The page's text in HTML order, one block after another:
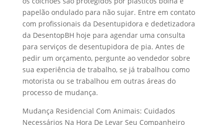
papelão ondulado para não sujar. Entre em contato
com profissionais da Desentupidora e dedetizadora
da DesentopBH hoje para agendar uma consulta
para serviços de desentupidora de pia. Antes de
pedir um orçamento, pergunte ao vendedor sobre
sua experiência de trabalho, se já trabalhou como
motorista ou se trabalhou em outras áreas do
processo de mudança.
Mudança Residencial Com Animais: Cuidados
Necessários Na Hora De Levar Seu Companheiro